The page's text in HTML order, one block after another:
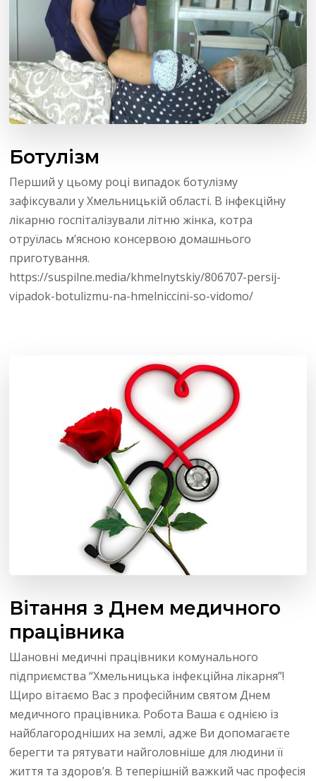
Ботулізм
Перший у цьому році випадок ботулізму
зафіксували у Хмельницькій області. В інфекційну
лікарню госпіталізували літню жінка, котра
отруїлась м’ясною консервою домашнього
приготування.
https://suspilne.media/khmelnytskiy/806707-persij-
vipadok-botulizmu-na-hmelniccini-so-vidomo/
Вітання з Днем медичного
працівника
Шановні медичні працівники комунального
підприємства “Хмельницька інфекційна лікарня”!
Щиро вітаємо Вас з професійним святом Днем
медичного працівника. Робота Ваша є однією із
найблагородніших на землі, адже Ви допомагаєте
берегти та рятувати найголовніше для людини її
життя та здоров’я. В теперішній важкий час професія